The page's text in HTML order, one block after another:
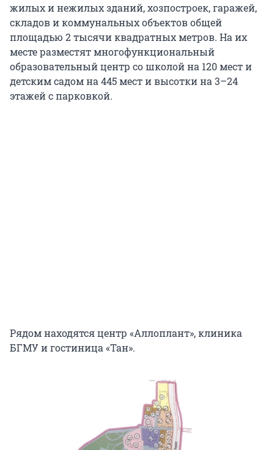
жилых и нежилых зданий, хозпостроек, гаражей,
складов и коммунальных объектов общей
площадью 2 тысячи квадратных метров. На их
месте разместят многофункциональный
образовательный центр со школой на 120 мест и
детским садом на 445 мест и высотки на 3–24
этажей с парковкой.
Рядом находятся центр «Аллоплант», клиника
БГМУ и гостиница «Тан».